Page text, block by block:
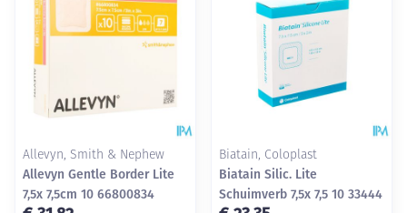
Allevyn, Smith & Nephew
Allevyn Gentle Border Lite
7,5x 7,5cm 10 66800834
Biatain, Coloplast
Biatain Silic. Lite
Schuimverb 7,5x 7,5 10 33444